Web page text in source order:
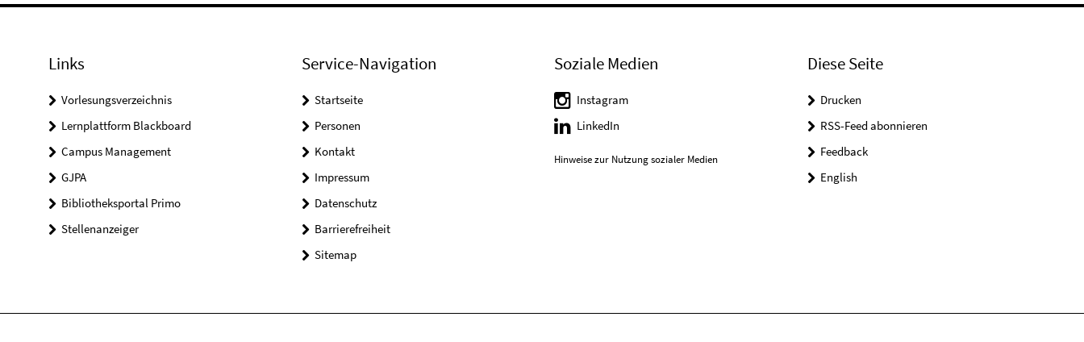
Links
Vorlesungsverzeichnis
Lernplattform Blackboard
Campus Management
GJPA
Bibliotheksportal Primo
Stellenanzeiger
Service-Navigation
Startseite
Personen
Kontakt
Impressum
Datenschutz
Barrierefreiheit
Sitemap
Soziale Medien
Instagram
LinkedIn
Hinweise zur Nutzung sozialer Medien
Diese Seite
Drucken
RSS-Feed abonnieren
Feedback
English